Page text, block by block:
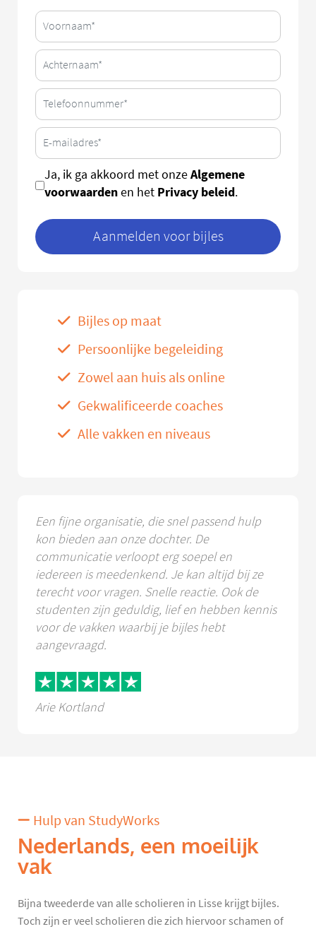
Ja, ik ga akkoord met onzeAlgemene
voorwaardenen het Privacy beleid.
Aanmelden voor bijles
Bijles op maat
Persoonlijke begeleiding
Zowel aan huis als online
Gekwalificeerde coaches
Alle vakken en niveaus
Een fijne organisatie, die snel passend hulp
kon bieden aan onze dochter. De
communicatie verloopt erg soepel en
iedereen is meedenkend. Je kan altijd bij ze
terecht voor vragen. Snelle reactie. Ook de
studenten zijn geduldig, lief en hebben kennis
voor de vakken waarbij je bijles hebt
aangevraagd.
Arie Kortland
Hulp van StudyWorks
Nederlands, een moeilijk
vak
Bijna tweederde van alle scholieren in Lisse krijgt bijles.
Toch zijn er veel scholieren die zich hiervoor schamen of